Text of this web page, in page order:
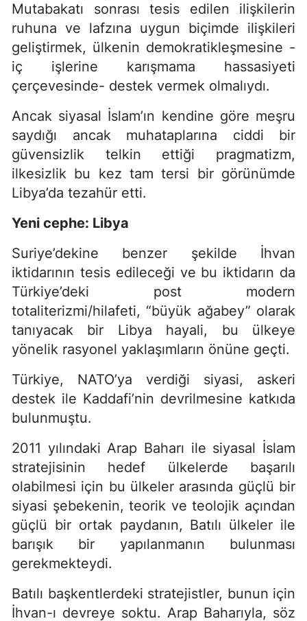
Mutabakatı sonrası tesis edilen ilişkilerin
ruhuna ve lafzına uygun biçimde ilişkileri
geliştirmek, ülkenin demokratikleşmesine -
iç işlerine karışmama hassasiyeti
çerçevesinde- destek vermek olmalıydı.
Ancak siyasal İslam’ın kendine göre meşru
saydığı ancak muhataplarına ciddi bir
güvensizlik telkin ettiği pragmatizm,
ilkesizlik bu kez tam tersi bir görünümde
Libya’da tezahür etti.
Yeni cephe: Libya
Suriye’dekine benzer şekilde İhvan
iktidarının tesis edileceği ve bu iktidarın da
Türkiye’deki post modern
totaliterizmi/hilafeti, “büyük ağabey” olarak
tanıyacak bir Libya hayali, bu ülkeye
yönelik rasyonel yaklaşımların önüne geçti.
Türkiye, NATO’ya verdiği siyasi, askeri
destek ile Kaddafi’nin devrilmesine katkıda
bulunmuştu.
2011 yılındaki Arap Baharı ile siyasal İslam
stratejisinin hedef ülkelerde başarılı
olabilmesi için bu ülkeler arasında güçlü bir
siyasi şebekenin, teorik ve teolojik açından
güçlü bir ortak paydanın, Batılı ülkeler ile
barışık bir yapılanmanın bulunması
gerekmekteydi.
Batılı başkentlerdeki stratejistler, bunun için
İhvan-ı devreye soktu. Arap Baharıyla, söz